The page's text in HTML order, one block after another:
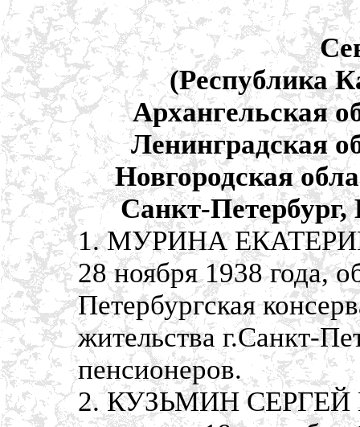
(Республика
Архангельская
Ленинградская
Новгородская
Санкт-
1. МУРИНА
28 ноября 1938 года,
Петербургская
жительства г.Санкт-
пенсионеров.
2. КУЗЬМИН